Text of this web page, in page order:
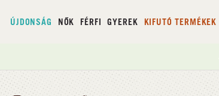
ÚJDONSÁG NŐK FÉRFI GYEREK KIFUTÓ TERMÉKEK